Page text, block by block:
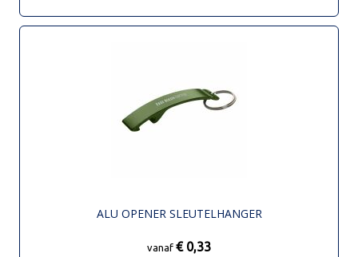
ALU OPENER SLEUTELHANGER
vanaf € 0,33